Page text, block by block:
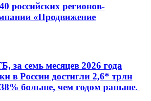
российских регионов-
«Продвижение
за семь месяцев 2026 года
в России достигли 2,6* трлн
больше, чем годом раньше.